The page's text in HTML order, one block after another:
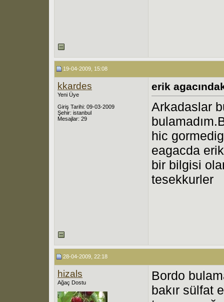
19-04-2009, 15:08
kkardes
Yeni Üye
Giriş Tarihi: 09-03-2009
Şehir: istanbul
Mesajlar: 29
erik
Arkadaslar
hic
eagacda
bir bilgisi
tesekkurler
28-04-2009, 22:18
hizals
Ağaç Dostu
Bordo
bakır sülfat